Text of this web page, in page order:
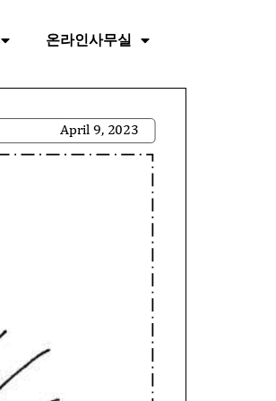
온라인사무실